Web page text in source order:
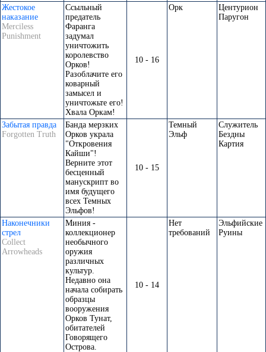
Жестокое
наказание
Merciless
Punishment
Ссыльный
предатель
Фаранга
задумал
уничтожить
королевство
Орков!
Разоблачите его
коварный
замысел и
уничтожьте его!
Хвала Оркам!
10 - 16
Орк
Центурион
Паругон
Забытая правда
Forgotten Truth
Банда мерзких
Орков украла
"Откровения
Кайши"!
Верните этот
бесценный
манускрипт во
имя будущего
всех Темных
Эльфов!
10 - 15
Темный
Эльф
Служитель
Бездны
Картия
Наконечники
стрел
Collect
Arrowheads
Миния -
коллекционер
необычного
оружия
различных
культур.
Недавно она
начала собирать
образцы
вооружения
Орков Тунат,
обитателей
Говорящего
Острова.
10 - 14
Нет
требований
Эльфийские
Руины